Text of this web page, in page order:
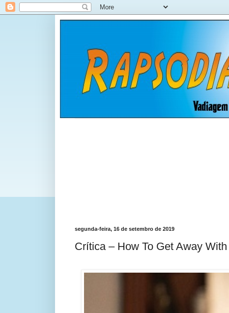
segunda-feira, 16 de setembro de 2019
Crítica – How To Get Away